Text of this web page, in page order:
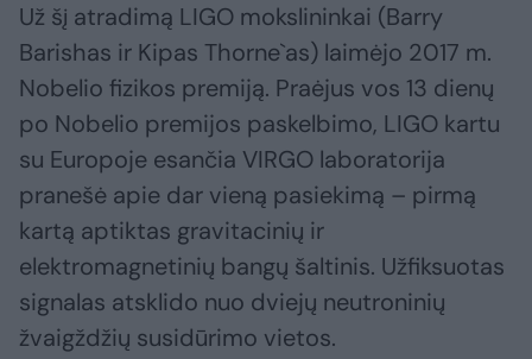
Už šį atradimą LIGO mokslininkai (Barry
Barishas ir Kipas Thorne`as) laimėjo 2017 m.
Nobelio fizikos premiją. Praėjus vos 13 dienų
po Nobelio premijos paskelbimo, LIGO kartu
su Europoje esančia VIRGO laboratorija
pranešė apie dar vieną pasiekimą – pirmą
kartą aptiktas gravitacinių ir
elektromagnetinių bangų šaltinis. Užfiksuotas
signalas atsklido nuo dviejų neutroninių
žvaigždžių susidūrimo vietos.